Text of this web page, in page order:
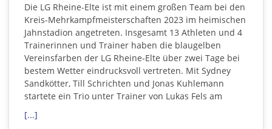
Die LG Rheine-Elte ist mit einem großen Team bei den
Kreis-Mehrkampfmeisterschaften 2023 im heimischen
Jahnstadion angetreten. Insgesamt 13 Athleten und 4
Trainerinnen und Trainer haben die blaugelben
Vereinsfarben der LG Rheine-Elte über zwei Tage bei
bestem Wetter eindrucksvoll vertreten. Mit Sydney
Sandkötter, Till Schrichten und Jonas Kuhlemann
startete ein Trio unter Trainer von Lukas Fels am
[...]